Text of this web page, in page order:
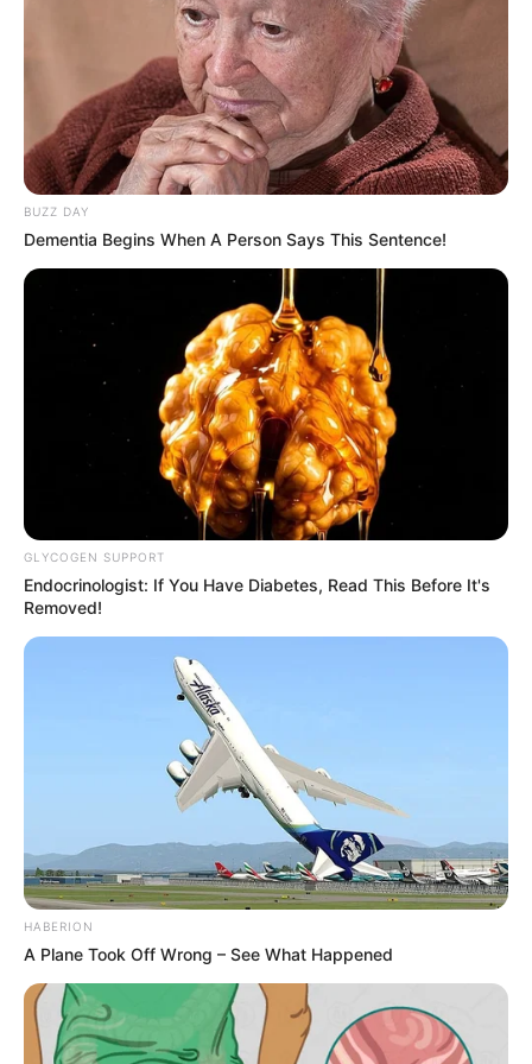
(foto: tvN)
Sinopsis
Menceritakan seorang bernama Dong Baek (Yoo Seung Hoo), ia
mendapat sebuah kemampuan supranatural saat masih SMA.
Ketika dia menyentuh seseorang, dia tahu ingatan seseorang.
Ketika menjadi detektif, ia menggunakan kemampuannya tersebut.
Ia mampu untuk mengungkap sebuah kasus kasus kejahatan,
seperti pembunuhan berantai.
. Namun, ketika pukulannya bertemu dengan tersangka sebelum
BUZZ DAY
Dementia Begins When A Person Says This Sentence!
GLYCOGEN SUPPORT
Endocrinologist: If You Have Diabetes, Read This Before It's
Removed!
HABERION
A Plane Took Off Wrong – See What Happened